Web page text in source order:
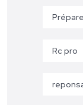
Rc pro